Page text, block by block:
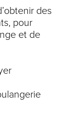
des
pour
et de